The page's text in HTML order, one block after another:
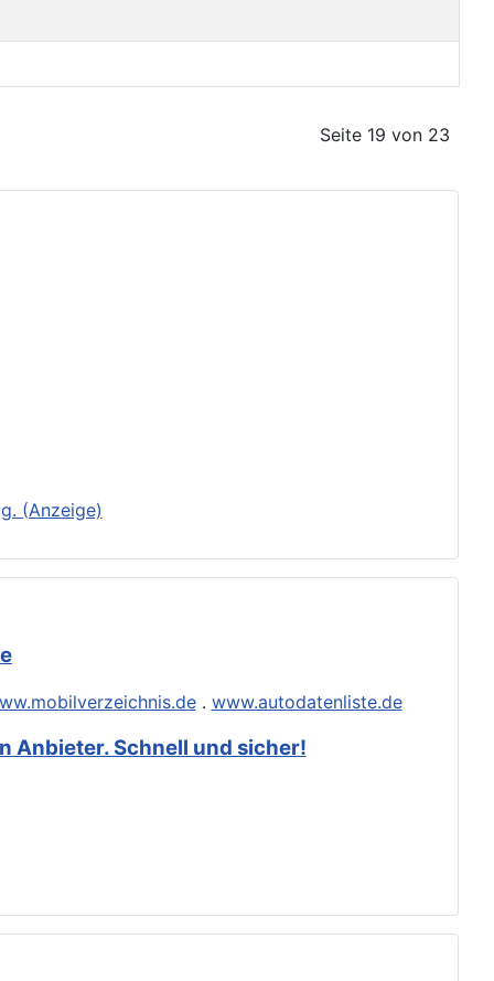
Seite 19 von 23
(Anzeige)
. www.autodatenliste.de
Anbieter. Schnell und sicher!